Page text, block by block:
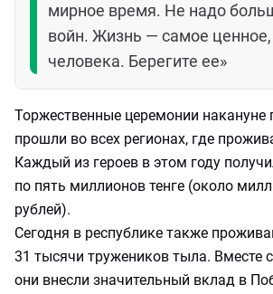
мирное время. Не надо
войн. Жизнь — самое ценное,
человека. Берегите ее»
Торжественные церемонии накануне
прошли во всех регионах, где
Каждый из героев в этом году
по пять миллионов тенге (около
рублей).
Сегодня в республике также
31 тысячи тружеников тыла. Вместе
они внесли значительный вклад в